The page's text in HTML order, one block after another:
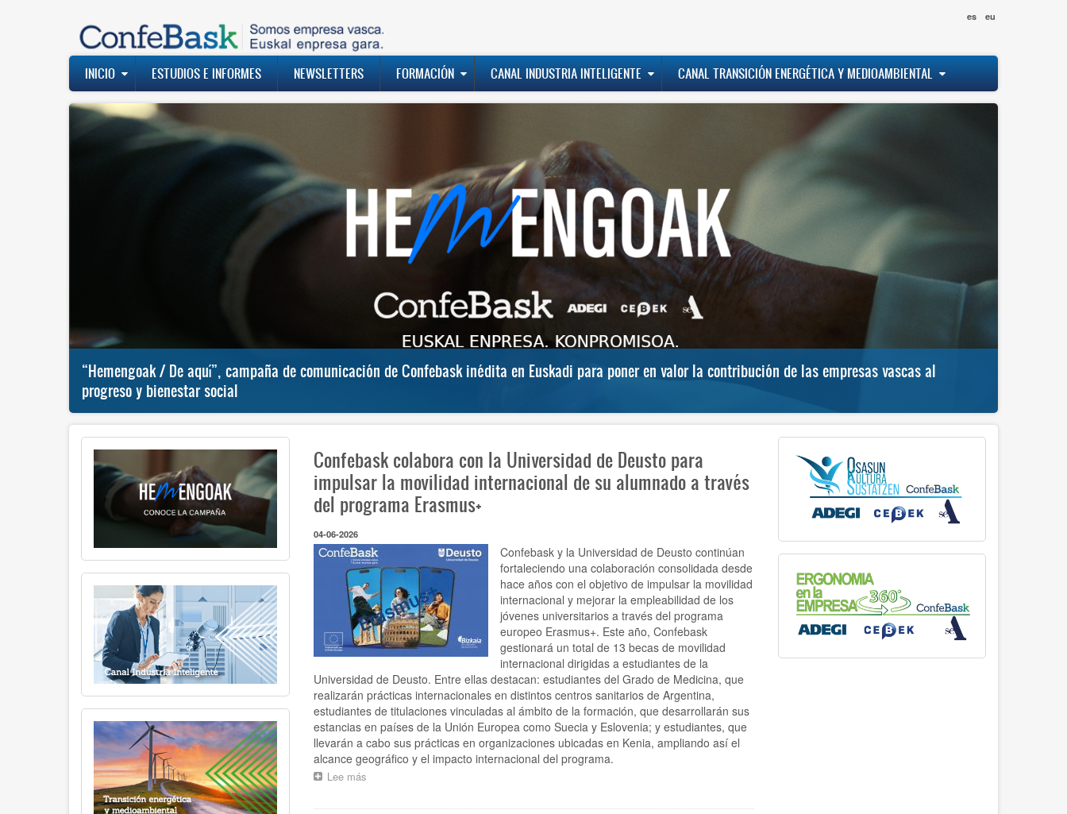
es eu
Navegación
principal
INICIO ESTUDIOS E INFORMES NEWSLETTERS FORMACIÓN CANAL INDUSTRIA INTELIGENTE CANAL TRANSICIÓN ENERGÉTICA Y MEDIOAMBIENTAL
“Hemengoak / De aquí”, campaña de comunicación de Confebask inédita en Euskadi para poner en valor la contribución de las empresas vascas al
progreso y bienestar social
Confebask colabora con la Universidad de Deusto para
impulsar la movilidad internacional de su alumnado a través
del programa Erasmus+
04-06-2026
Confebask y la Universidad de Deusto continúan
fortaleciendo una colaboración consolidada desde
hace años con el objetivo de impulsar la movilidad
internacional y mejorar la empleabilidad de los
jóvenes universitarios a través del programa
europeo Erasmus+. Este año, Confebask
gestionará un total de 13 becas de movilidad
internacional dirigidas a estudiantes de la
Universidad de Deusto. Entre ellas destacan: estudiantes del Grado de Medicina, que
realizarán prácticas internacionales en distintos centros sanitarios de Argentina,
estudiantes de titulaciones vinculadas al ámbito de la formación, que desarrollarán sus
estancias en países de la Unión Europea como Suecia y Eslovenia; y estudiantes, que
llevarán a cabo sus prácticas en organizaciones ubicadas en Kenia, ampliando así el
alcance geográfico y el impacto internacional del programa.
Lee mássobre
colabora